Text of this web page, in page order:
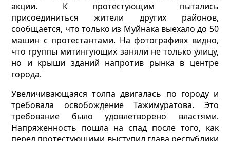
акции. К протестующим пытались
присоединиться жители других районов,
сообщается, что только из Муйнака выехало до 50
машин с протестантами. На фотографиях видно,
что группы митингующих заняли не только улицу,
но и крыши зданий напротив рынка в центре
города.
Увеличивающаяся толпа двигалась по городу и
требовала освобождение Тажимуратова. Это
требование было удовлетворено властями.
Напряженность пошла на спад после того, как